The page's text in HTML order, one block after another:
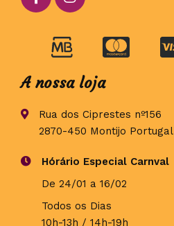
A nossa loja
Rua dos Ciprestes nº156
2870-450 Montijo Portugal
Hórário Especial Carnval
De 24/01 a 16/02
Todos os Dias
10h-13h / 14h-19h